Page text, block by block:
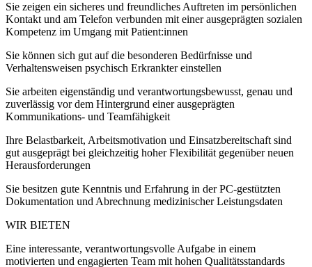
Sie zeigen ein sicheres und freundliches Auftreten im persönlichen
Kontakt und am Telefon verbunden mit einer ausgeprägten sozialen
Kompetenz im Umgang mit Patient:innen
Sie können sich gut auf die besonderen Bedürfnisse und
Verhaltensweisen psychisch Erkrankter einstellen
Sie arbeiten eigenständig und verantwortungsbewusst, genau und
zuverlässig vor dem Hintergrund einer ausgeprägten
Kommunikations- und Teamfähigkeit
Ihre Belastbarkeit, Arbeitsmotivation und Einsatzbereitschaft sind
gut ausgeprägt bei gleichzeitig hoher Flexibilität gegenüber neuen
Herausforderungen
Sie besitzen gute Kenntnis und Erfahrung in der PC-gestützten
Dokumentation und Abrechnung medizinischer Leistungsdaten
WIR BIETEN
Eine interessante, verantwortungsvolle Aufgabe in einem
motivierten und engagierten Team mit hohen Qualitätsstandards